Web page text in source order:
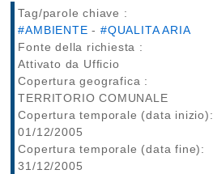
Tag/parole chiave :
#AMBIENTE -#QUALITA ARIA
Fonte della richiesta :
Attivato da Ufficio
Copertura geografica :
TERRITORIO COMUNALE
Copertura temporale (data inizio):
01/12/2005
Copertura temporale (data fine):
31/12/2005